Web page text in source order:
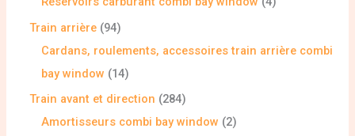
Train arrière 94
Cardans, roulements, accessoires train arrière combi
bay window
14
Train avant et direction
284
Amortisseurs combi bay window
2